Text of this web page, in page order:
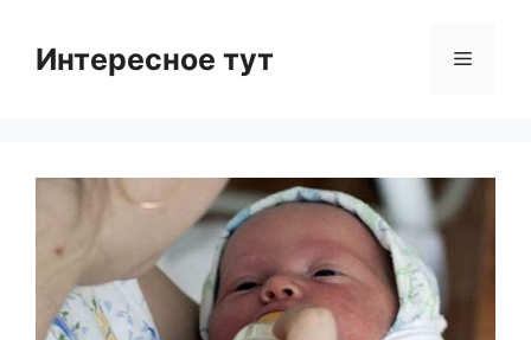
contentИнтересное тут Menu